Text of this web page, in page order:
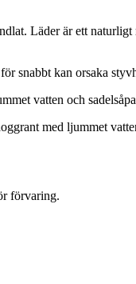
Läder är ett
snabbt kan orsaka
vatten och
med ljummet
förvaring.